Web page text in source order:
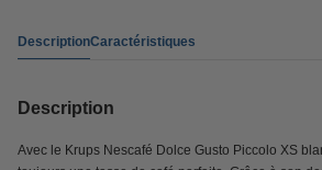
DescriptionCaractéristiques
Description
Avec le Krups Nescafé Dolce Gusto Piccolo XS